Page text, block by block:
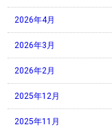
2026年4月
2026年3月
2026年2月
2025年12月
2025年11月